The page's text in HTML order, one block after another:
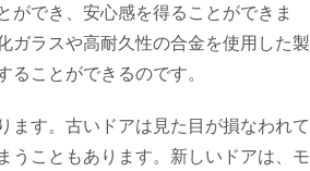
ができ、安心感を得ることができま
ガラスや高耐久性の合金を使用した製
ことができるのです。
ます。古いドアは見た目が損なわれて
うこともあります。新しいドアは、モ